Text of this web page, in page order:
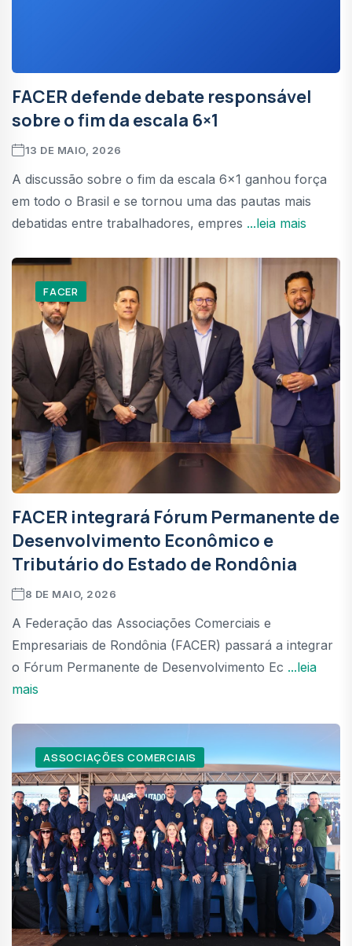
FACER defende debate responsável
sobre o fim da escala 6×1
13 DE MAIO, 2026
A discussão sobre o fim da escala 6×1 ganhou força
em todo o Brasil e se tornou uma das pautas mais
debatidas entre trabalhadores, empres ...leia mais
FACER
FACER integrará Fórum Permanente de
Desenvolvimento Econômico e
Tributário do Estado de Rondônia
8 DE MAIO, 2026
A Federação das Associações Comerciais e
Empresariais de Rondônia (FACER) passará a integrar
o Fórum Permanente de Desenvolvimento Ec ...leia
mais
ASSOCIAÇÕES COMERCIAIS